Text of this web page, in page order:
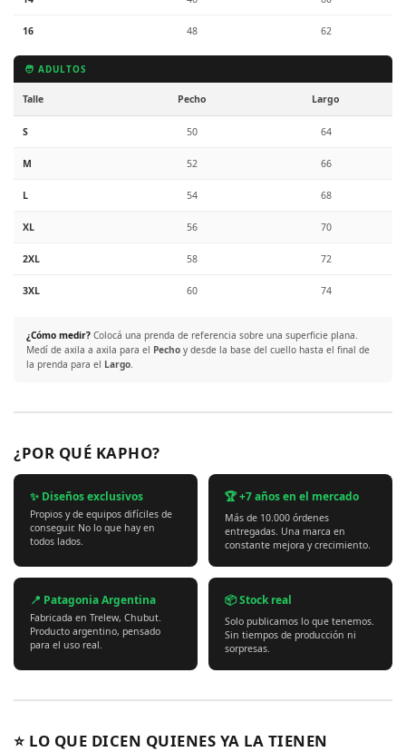
16 48 62
🧑 ADULTOS
Talle Pecho Largo
S 50 64
M 52 66
L 54 68
XL 56 70
2XL 58 72
3XL 60 74
¿Cómo medir? Colocá una prenda de referencia sobre una superficie plana.
Medí de axila a axila para el Pecho y desde la base del cuello hasta el final de
la prenda para el Largo.
¿POR QUÉ KAPHO?
✨ Diseños exclusivos
Propios y de equipos difíciles de
conseguir. No lo que hay en
todos lados.
🏆 +7 años en el mercado
Más de 10.000 órdenes
entregadas. Una marca en
constante mejora y crecimiento.
📍 Patagonia Argentina
Fabricada en Trelew, Chubut.
Producto argentino, pensado
para el uso real.
📦 Stock real
Solo publicamos lo que tenemos.
Sin tiempos de producción ni
sorpresas.
⭐ LO QUE DICEN QUIENES YA LA TIENEN